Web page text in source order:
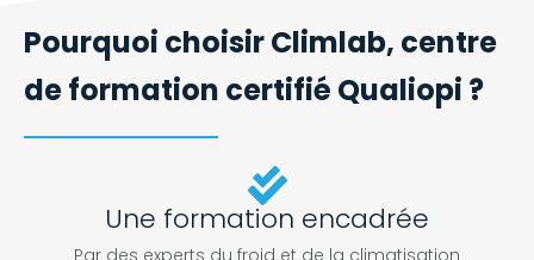
Pourquoi choisir Climlab, centre
de formation certifié Qualiopi ?
Une formation encadrée
Par des experts du froid et de la climatisation